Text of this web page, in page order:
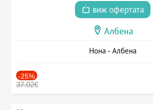
виж офертата
Албена
Нона - Албена
-25%
37.02€